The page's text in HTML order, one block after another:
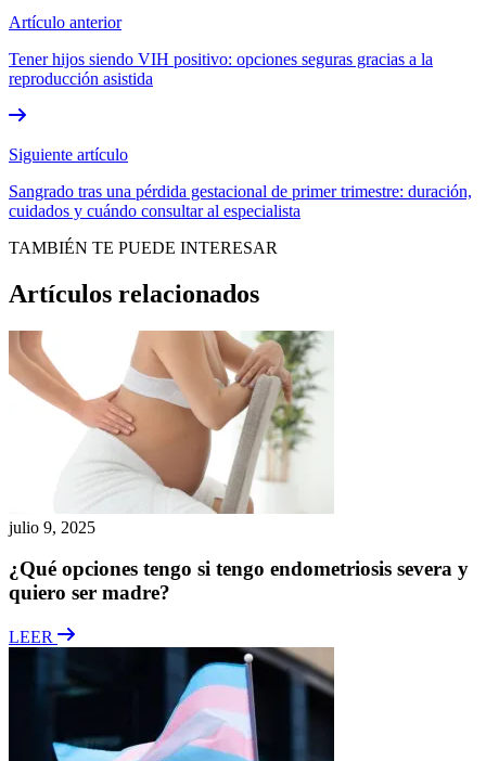
Artículo anterior
Tener hijos siendo VIH positivo: opciones seguras gracias a la
reproducción asistida
Siguiente artículo
Sangrado tras una pérdida gestacional de primer trimestre: duración,
cuidados y cuándo consultar al especialista
TAMBIÉN TE PUEDE INTERESAR
Artículos relacionados
julio 9, 2025
¿Qué opciones tengo si tengo endometriosis severa y
quiero ser madre?
LEER